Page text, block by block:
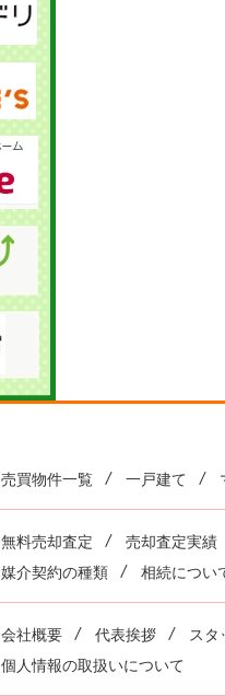
売買物件一覧 一戸建て
無料売却査定 売却査定実績
媒介契約の種類
相続につい
会社概要 代表挨拶 スタ
個人情報の取扱いについて